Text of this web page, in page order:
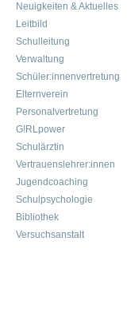
Neuigkeiten & Aktuelles
Leitbild
Schulleitung
Verwaltung
Schüler:innenvertretung
Elternverein
Personalvertretung
G!RLpower
Schulärztin
Vertrauenslehrer:innen
Jugendcoaching
Schulpsychologie
Bibliothek
Versuchsanstalt